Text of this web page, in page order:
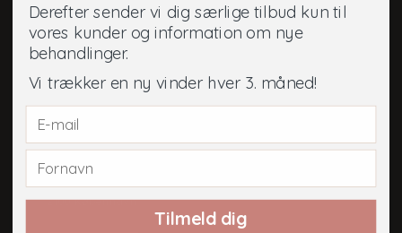
FRANCHISE KLINIKKER
BLIV FRANCHISEPARTNER
KONTAKT OS
GAVEKORT & RETURNERING
Malmøgade 2, Kld. tv.
2100 København
Derefter sender vi dig særlige tilbud kun til
vores kunder og information om nye
behandlinger.
Vi trækker en ny vinder hver 3. måned!
Tilmeld dig